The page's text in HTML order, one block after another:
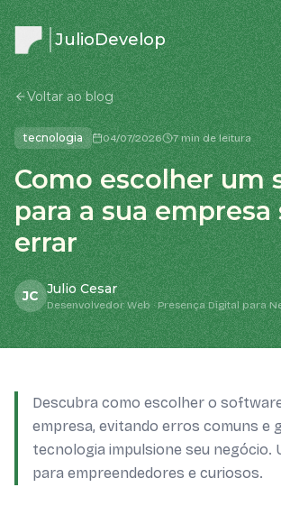
JulioDevelop
Voltar ao blog
tecnologia 04/07/2026 7 min de leitura
Como escolher um
para a sua empresa
errar
JC Julio Cesar
Desenvolvedor Web · Presença Digital para
Descubra como escolher o
empresa, evitando erros comuns e
tecnologia impulsione seu negócio.
para empreendedores e curiosos.